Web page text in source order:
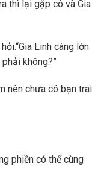
thì lại gặp cô và Gia
Linh càng lớn
không?”
nên chưa có bạn trai
phiền có thể cùng